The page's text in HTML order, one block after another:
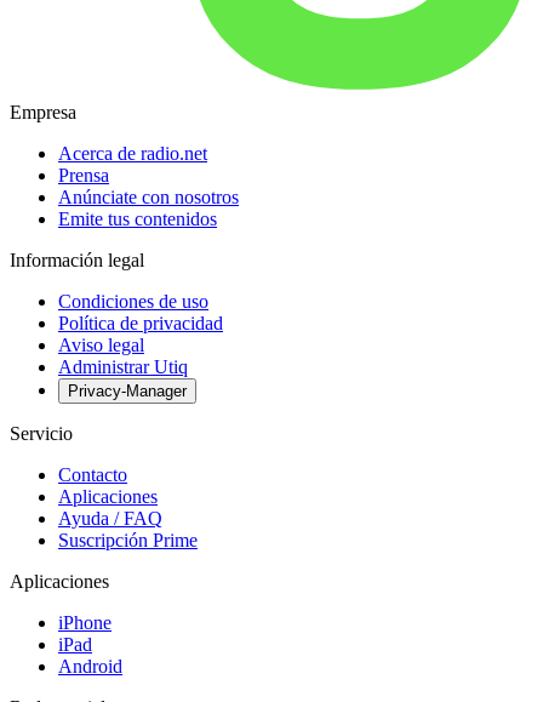
Empresa
Acerca de radio.net
Prensa
Anúnciate con nosotros
Emite tus contenidos
Información legal
Condiciones de uso
Política de privacidad
Aviso legal
Administrar Utiq
Privacy-Manager
Servicio
Contacto
Aplicaciones
Ayuda / FAQ
Suscripción Prime
Aplicaciones
iPhone
iPad
Android